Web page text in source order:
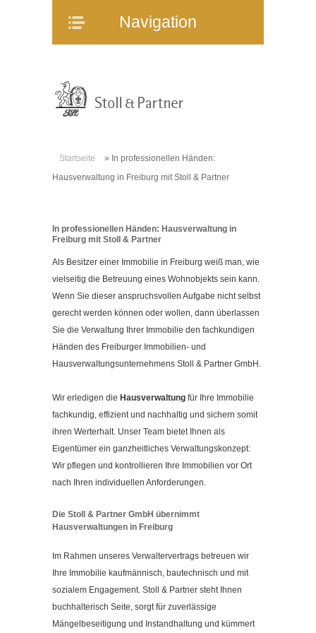
Navigation
Navigation
Mitarbeiter
WEG-Verwaltung
Verkauf und Vermietung
Partner
Stellenangebote
Impressum
Datenschutzerklärung
Startseite » In professionellen Händen:
Hausverwaltung in Freiburg mit Stoll & Partner
In professionellen Händen: Hausverwaltung in
Freiburg mit Stoll & Partner
Als Besitzer einer Immobilie in Freiburg weiß man, wie
vielseitig die Betreuung eines Wohnobjekts sein kann.
Wenn Sie dieser anspruchsvollen Aufgabe nicht selbst
gerecht werden können oder wollen, dann überlassen
Sie die Verwaltung Ihrer Immobilie den fachkundigen
Händen des Freiburger Immobilien- und
Hausverwaltungsunternehmens Stoll & Partner GmbH.
Wir erledigen die Hausverwaltung für Ihre Immobilie
fachkundig, effizient und nachhaltig und sichern somit
ihren Werterhalt. Unser Team bietet Ihnen als
Eigentümer ein ganzheitliches Verwaltungskonzept:
Wir pflegen und kontrollieren Ihre Immobilien vor Ort
nach Ihren individuellen Anforderungen.
Die Stoll & Partner GmbH übernimmt
Hausverwaltungen in Freiburg
Im Rahmen unseres Verwaltervertrags betreuen wir
Ihre Immobilie kaufmännisch, bautechnisch und mit
sozialem Engagement. Stoll & Partner steht Ihnen
buchhalterisch Seite, sorgt für zuverlässige
Mängelbeseitigung und Instandhaltung und kümmert